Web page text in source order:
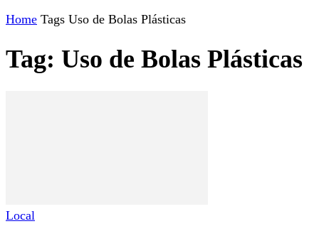
Home Tags Uso de Bolas Plásticas
Tag: Uso de Bolas Plásticas
Local